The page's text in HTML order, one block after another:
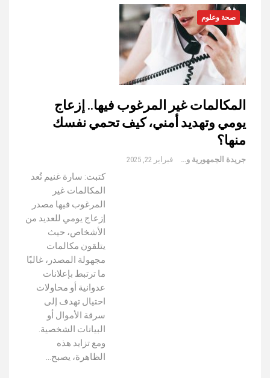
صحة وعلوم
المكالمات غير المرغوب فيها.. إزعاج
يومي وتهديد أمني، كيف تحمي نفسك
منها؟
جريدة الجمهورية والعالم فبراير 22, 2025
كتبت: سارة غنيم تُعد
المكالمات غير
المرغوب فيها مصدر
إزعاج يومي للعديد من
الأشخاص، حيث
يتلقون مكالمات
مجهولة المصدر، غالبًا
ما ترتبط بإعلانات
عدوانية أو محاولات
احتيال تهدف إلى
سرقة الأموال أو
البيانات الشخصية.
ومع تزايد هذه
الظاهرة، يصبح…